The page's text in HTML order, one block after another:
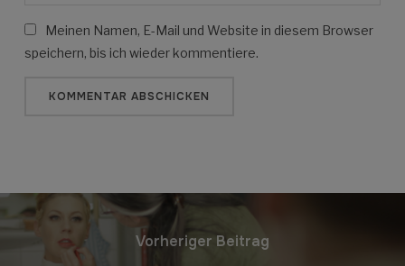
Meinen Namen, E-Mail und Website in diesem Browser
speichern, bis ich wieder kommentiere.
Vorheriger Beitrag